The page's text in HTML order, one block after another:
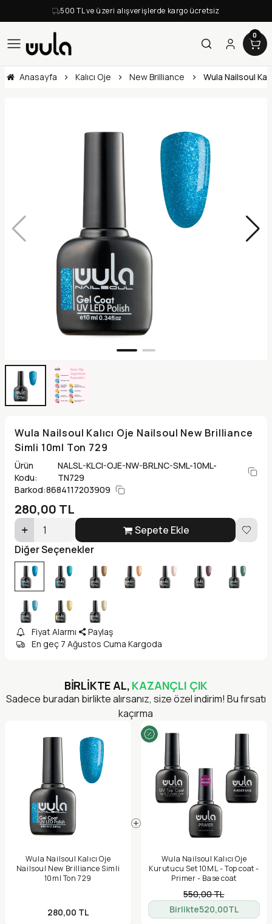
500 TL ve üzeri alışverişlerde kargo ücretsiz
0
Anasayfa Kalıcı Oje New Brilliance Wula Nailsoul
Wula Nailsoul Kalıcı Oje Nailsoul New Brilliance
Simli 10ml Ton 729
Ürün
Kodu:
NALSL-KLCI-OJE-NW-BRLNC-SML-10ML-
TN729
Barkod:8684117203909
280,00 TL
Sepete Ekle
Diğer Seçenekler
Fiyat Alarmı
Paylaş
En geç 7 Ağustos Cuma Kargoda
BİRLİKTE AL, KAZANÇLI ÇIK
Sadece buradan birlikte alırsanız, size özel indirim! Bu fırsatı
kaçırma
Wula Nailsoul Kalıcı Oje
Nailsoul New Brilliance Simli
10ml Ton 729
280,00 TL
Wula Nailsoul Kalıcı Oje
Kurutucu Set 10ML - Top coat -
Primer - Base coat
550,00TL
Birlikte520,00TL